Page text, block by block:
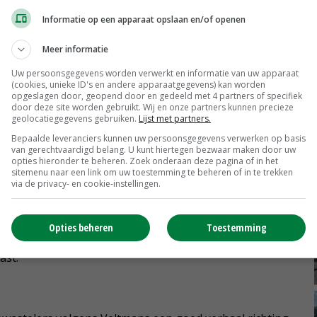
essentieel is.'
in het gewasbeschermingsbeleid. 'Als sector
nemen de overheid daarin graag mee. De basis in
Middelen gebruiken we alleen voor
zijn, ofwel onze medicijnkast moet op orde zijn.'
zich aan de discussie over moderne
om gewassen met veilige technieken als cisgenese
Voor onze sector zou het mooi zijn als we op
kunnen inkruisen. Jammer dat de
Informatie op een apparaat opslaan en/of openen
Meer informatie
Uw persoonsgegevens worden verwerkt en informatie van uw apparaat
(cookies, unieke ID's en andere apparaatgegevens) kan worden
opgeslagen door, geopend door en gedeeld met 4 partners of specifiek
door deze site worden gebruikt. Wij en onze partners kunnen precieze
geolocatiegegevens gebruiken. Lijst met partners.
Bepaalde leveranciers kunnen uw persoonsgegevens verwerken op basis
van gerechtvaardigd belang. U kunt hiertegen bezwaar maken door uw
opties hieronder te beheren. Zoek onderaan deze pagina of in het
sitemenu naar een link om uw toestemming te beheren of in te trekken
via de privacy- en cookie-instellingen.
Toestemming
Opties beheren